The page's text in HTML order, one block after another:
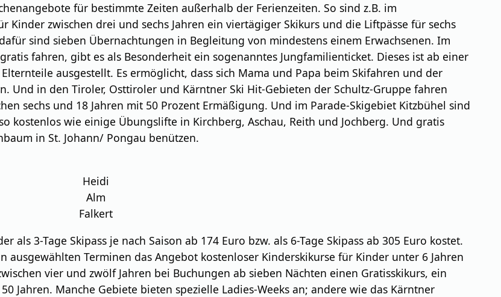
für bestimmte Zeiten außerhalb der Ferienzeiten. So sind z.B. im
Kinder zwischen drei und sechs Jahren ein viertägiger Skikurs und die Liftpässe für sechs
sind sieben Übernachtungen in Begleitung von mindestens einem Erwachsenen. Im
fahren, gibt es als Besonderheit ein sogenanntes Jungfamilienticket. Dieses ist ab einer
ausgestellt. Es ermöglicht, dass sich Mama und Papa beim Skifahren und der
Und in den Tiroler, Osttiroler und Kärntner Ski Hit-Gebieten der Schultz-Gruppe fahren
sechs und 18 Jahren mit 50 Prozent Ermäßigung. Und im Parade-Skigebiet Kitzbühel sind
kostenlos wie einige Übungslifte in Kirchberg, Aschau, Reith und Jochberg. Und gratis
in St. Johann/ Pongau benützen.
Heidi
Alm
Falkert
3-Tage Skipass je nach Saison ab 174 Euro bzw. als 6-Tage Skipass ab 305 Euro kostet.
Terminen das Angebot kostenloser Kinderskikurse für Kinder unter 6 Jahren
vier und zwölf Jahren bei Buchungen ab sieben Nächten einen Gratisskikurs, ein
Jahren. Manche Gebiete bieten spezielle Ladies-Weeks an; andere wie das Kärntner